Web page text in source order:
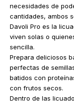
necesidades de
cantidades, ambos
Davoli Pro es la
viven solas o
sencilla.
Prepara deliciosos
perfectas de
batidos con
con frutos secos.
Dentro de las